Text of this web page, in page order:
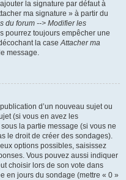
la signature par défaut à
ma signature » à partir du
du forum --> Modifier les
pourrez toujours empêcher une
la caseAttacher ma
message.
d’un nouveau sujet ou
(si vous en avez les
sous la partie message (si vous ne
le droit de créer des sondages).
options possibles, saisissez
Vous pouvez aussi indiquer
choisir lors de son vote dans
en jours du sondage (mettre « 0 »